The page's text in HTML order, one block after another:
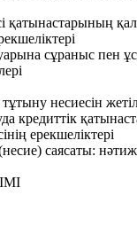
қатынастарының
сұраныс пен
несиесін
кредиттік
ерекшеліктері
саясаты: